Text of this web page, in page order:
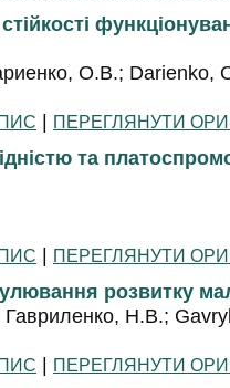
О.В.; Darienko,
| ПЕРЕГЛЯНУТИ
та
| ПЕРЕГЛЯНУТИ
розвитку
Н.В.;
| ПЕРЕГЛЯНУТИ